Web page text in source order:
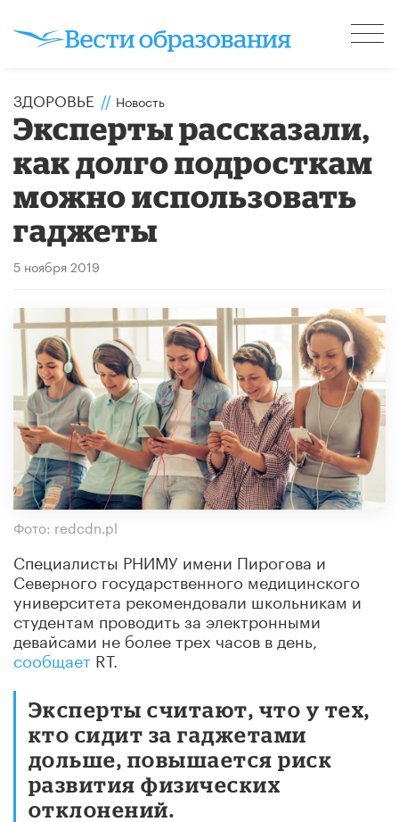
ЗДОРОВЬЕ // Новость
Эксперты рассказали,
как долго подросткам
можно использовать
гаджеты
5 ноября 2019
Фото: redcdn.pl
Специалисты РНИМУ имени Пирогова и
Северного государственного медицинского
университета рекомендовали школьникам и
студентам проводить за электронными
девайсами не более трех часов в день,
сообщает RT.
Эксперты считают, что у тех,
кто сидит за гаджетами
дольше, повышается риск
развития физических
отклонений.